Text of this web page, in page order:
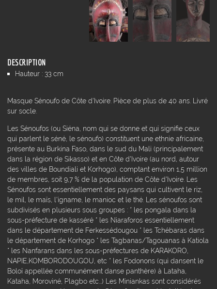
DESCRIPTION
Hauteur : 33 cm
Masque Sénoufo de Côte d'Ivoire. Pièce de plus de 40 ans. Livré
sur socle.
Les Sénoufos (ou Siéna, nom qui se donne et qui signifie ceux
qui parlent le séné, le sénoufo) constituent une ethnie africaine,
présente au Burkina Faso, dans le sud du Mali (principalement
dans la région de Sikasso) et en Côte d'Ivoire (au nord, autour
des villes de Boundiali et Korhogo), comptant environ 1,5 million
de membres, soit 9,7 % de la population de Côte d'Ivoire. Les
Sénoufos sont essentiellement des paysans qui cultivent le riz,
le mil, le maïs, l'igname, le manioc et le thé. Les sénoufos sont
subdivisés en plusieurs sous groupes : * les pongala dans la
sous-préfecture de kasséré * les Niaraforos essentiellement
dans le département de Ferkessédougou * les Tchébaras dans
le département de Korhogo * les Tagbanas/Tagouanas à Katiola
* les Nanfarans dans les sous-préfectures de KARAKORO,
NAPIE,KOMBORODOUGOU, etc * les Fodonons (qui dansent le
Boloï appellée communément danse panthère) à Lataha,
Kataha, Moroviné, Plagbo etc...) Les Miniankas sont considérés